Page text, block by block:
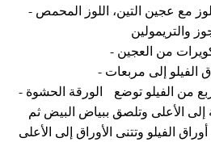
- في وعاء تخلط عجينة اللوز مع عجين التين، اللوز المحمص
- فوق طاولة عمل يوضع مربع من الفيلو توضع الورقة الحشوة
الأعلى وتلصق ببياض البيض ثم
الفيلو وتتنى الأوراق إلى الأعلى